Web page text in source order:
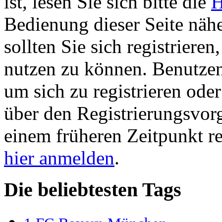
Bedienung dieser Seite
sollten Sie sich
nutzen zu können.
um sich zu registrieren
über den
einem früheren Zeitpunkt
hier anmelden.
Die beliebtesten Tags